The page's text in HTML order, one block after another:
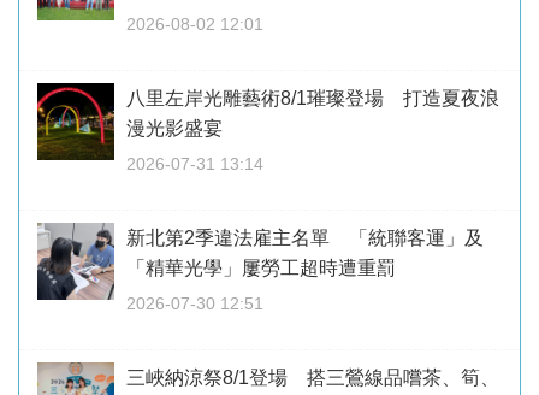
2026-08-02 12:01
八里左岸光雕藝術8/1璀璨登場 打造夏夜浪
漫光影盛宴
2026-07-31 13:14
新北第2季違法雇主名單 「統聯客運」及
「精華光學」屢勞工超時遭重罰
2026-07-30 12:51
三峽納涼祭8/1登場 搭三鶯線品嚐茶、筍、